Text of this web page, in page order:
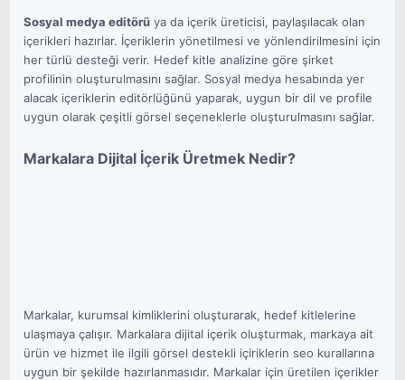
Sosyal medya editörü ya da içerik üreticisi, paylaşılacak olan
içerikleri hazırlar. İçeriklerin yönetilmesi ve yönlendirilmesini için
her türlü desteği verir. Hedef kitle analizine göre şirket
profilinin oluşturulmasını sağlar. Sosyal medya hesabında yer
alacak içeriklerin editörlüğünü yaparak, uygun bir dil ve profile
uygun olarak çeşitli görsel seçeneklerle oluşturulmasını sağlar.
Markalara Dijital İçerik Üretmek Nedir?
Markalar, kurumsal kimliklerini oluşturarak, hedef kitlelerine
ulaşmaya çalışır. Markalara dijital içerik oluşturmak, markaya ait
ürün ve hizmet ile ilgili görsel destekli içiriklerin seo kurallarına
uygun bir şekilde hazırlanmasıdır. Markalar için üretilen içerikler